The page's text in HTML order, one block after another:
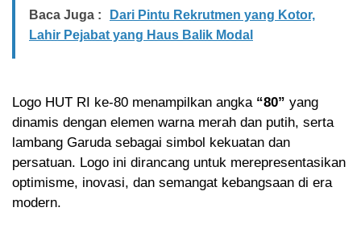
Baca Juga :
Dari Pintu Rekrutmen yang Kotor,
Lahir Pejabat yang Haus Balik Modal
Logo HUT RI ke-80 menampilkan angka “80” yang
dinamis dengan elemen warna merah dan putih, serta
lambang Garuda sebagai simbol kekuatan dan
persatuan. Logo ini dirancang untuk merepresentasikan
optimisme, inovasi, dan semangat kebangsaan di era
modern.